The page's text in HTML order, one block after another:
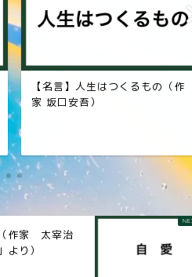
【名言】至誠（日産コンツェル
ン創始者 鮎川義介）
作家 太宰治
より）